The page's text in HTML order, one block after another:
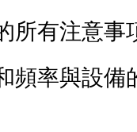
所有注意事
頻率與設